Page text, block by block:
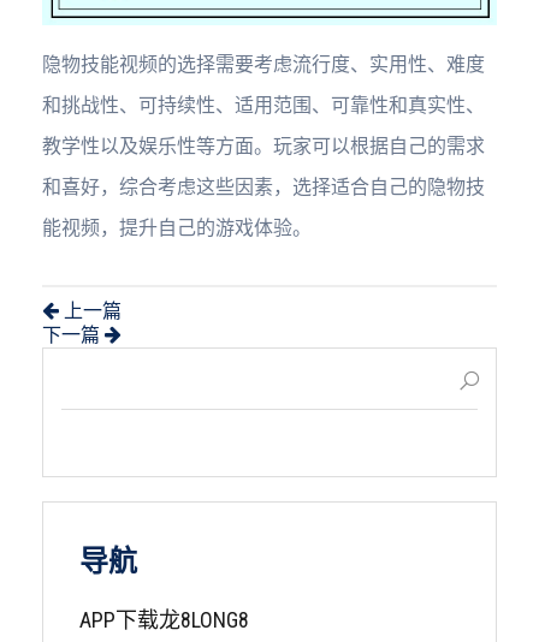
隐物技能视频的选择需要考虑流行度、实用性、难度
和挑战性、可持续性、适用范围、可靠性和真实性、
教学性以及娱乐性等方面。玩家可以根据自己的需求
和喜好，综合考虑这些因素，选择适合自己的隐物技
能视频，提升自己的游戏体验。
上一篇
下一篇
导航
APP下载龙8LONG8